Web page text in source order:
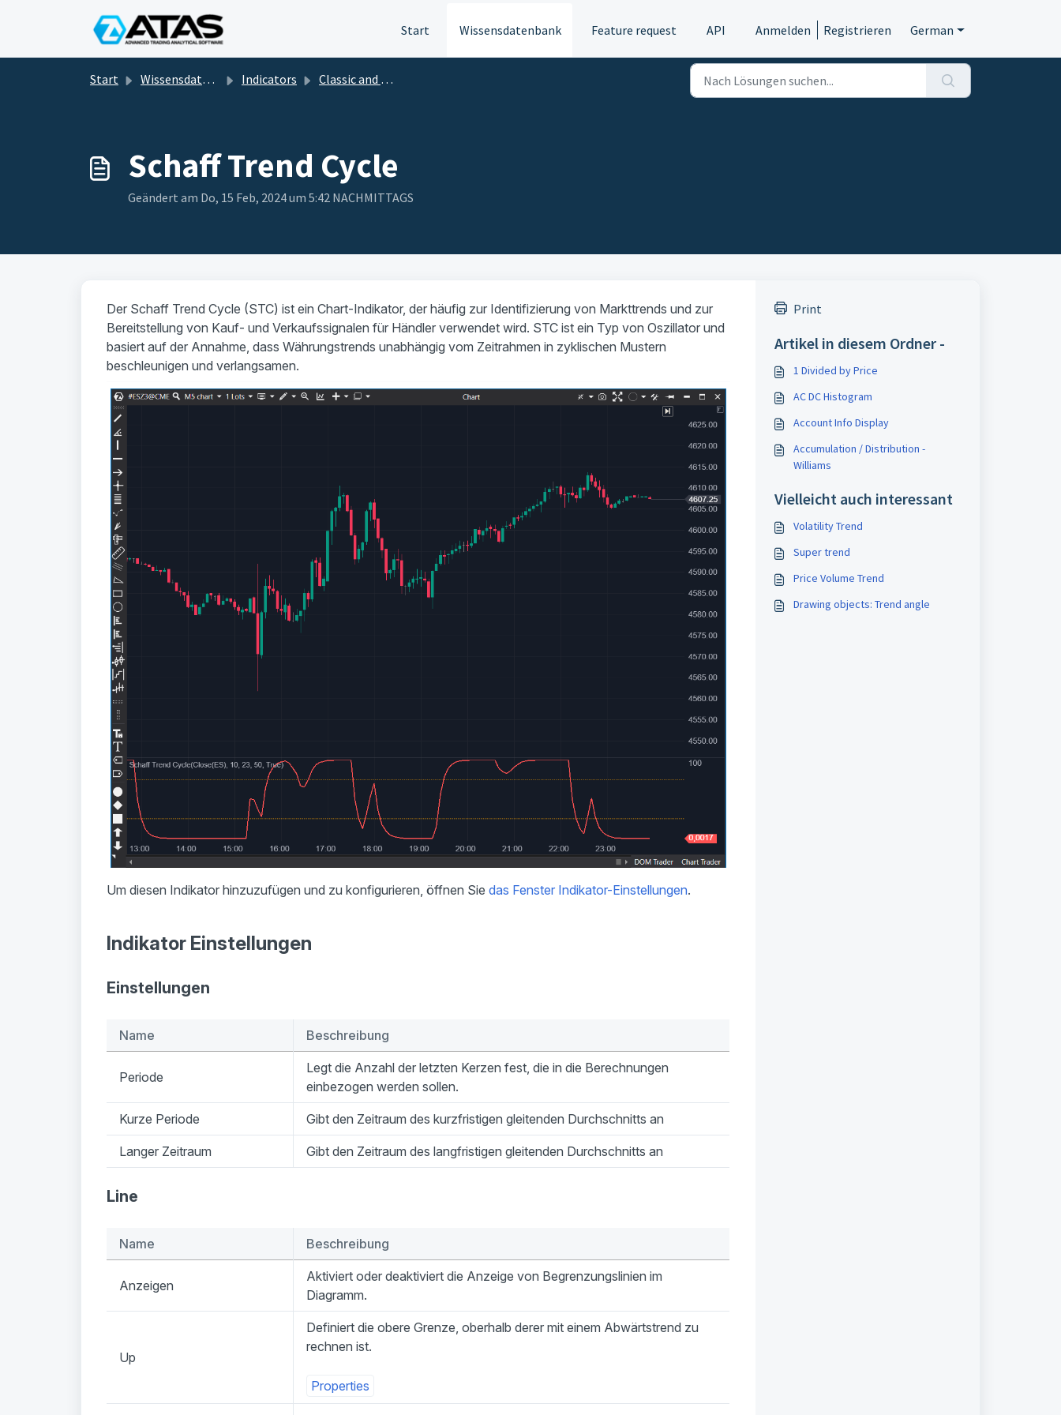
Start
Wissensdatenbank Feature request API Anmelden Registrieren German
Start Wissensdatenbank Indicators Classic and technical indicators
Schaff Trend Cycle
Geändert am Do, 15 Feb, 2024 um 5:42 NACHMITTAGS
Der Schaff Trend Cycle (STC) ist ein Chart-Indikator, der häufig zur Identifizierung von Markttrends und zur
Bereitstellung von Kauf- und Verkaufssignalen für Händler verwendet wird. STC ist ein Typ von Oszillator und
basiert auf der Annahme, dass Währungstrends unabhängig vom Zeitrahmen in zyklischen Mustern
beschleunigen und verlangsamen.
Um diesen Indikator hinzuzufügen und zu konfigurieren, öffnen Sie das Fenster Indikator-Einstellungen.
Indikator Einstellungen
Einstellungen
Name Beschreibung
Periode
Legt die Anzahl der letzten Kerzen fest, die in die Berechnungen
einbezogen werden sollen.
Kurze Periode Gibt den Zeitraum des kurzfristigen gleitenden Durchschnitts an
Langer Zeitraum Gibt den Zeitraum des langfristigen gleitenden Durchschnitts an
Line
Name Beschreibung
Anzeigen
Aktiviert oder deaktiviert die Anzeige von Begrenzungslinien im
Diagramm.
Up
Definiert die obere Grenze, oberhalb derer mit einem Abwärtstrend zu
rechnen ist.
Properties
Print
Artikel in diesem Ordner -
1 Divided by Price
AC DC Histogram
Account Info Display
Accumulation / Distribution -
Williams
Vielleicht auch interessant
Volatility Trend
Super trend
Price Volume Trend
Drawing objects: Trend angle